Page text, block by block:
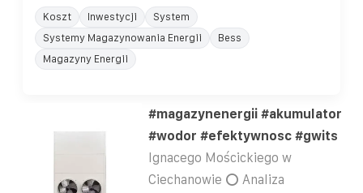
Koszt Inwestycji
System
Systemy Magazynowania Energii
Bess
Magazyny Energii
#magazynenergii #akumulator
#wodor #efektywnosc #gwits
Ignacego Mościckiego w
Ciechanowie ⭕ Analiza